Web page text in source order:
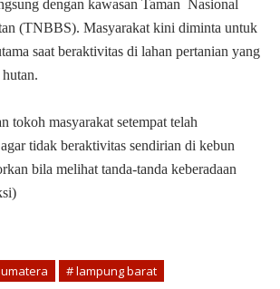
dengan kawasan Taman Nasional
(TNBBS). Masyarakat kini diminta untuk
saat beraktivitas di lahan pertanian yang
tokoh masyarakat setempat telah
tidak beraktivitas sendirian di kebun
bila melihat tanda-tanda keberadaan
# lampung barat